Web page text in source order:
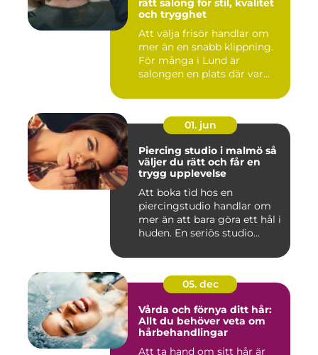
rätt salong för stil, kvalitet
och trygghet
Att välja frisör handlar om
mer än en snabb klippning.
För många i Lund är
salongen en plats där var...
01. jun
Piercing studio i malmö så
väljer du rätt och får en
trygg upplevelse
Att boka tid hos en
piercingstudio handlar om
mer än att bara göra ett hål i
huden. En seriös studio...
05. dec
Vårda och förnya ditt hår:
Allt du behöver veta om
hårbehandlingar
Att ta hand om sitt hår är